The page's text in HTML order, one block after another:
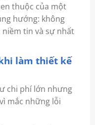
thuộc của một
hướng: không
tin và sự nhất
làm thiết kế
chi phí lớn nhưng
mắc những lỗi